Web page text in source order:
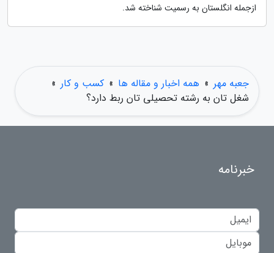
ازجمله انگلستان به رسمیت شناخته شد.
جعبه مهر » همه اخبار و مقاله ها » کسب و کار »
شغل تان به رشته تحصیلی تان ربط دارد؟
خبرنامه